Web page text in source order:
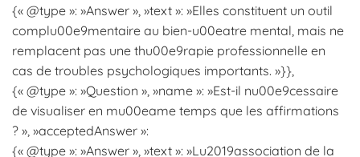
{« @type »: »Answer », »text »: »Elles constituent un outil
complu00e9mentaire au bien-u00eatre mental, mais ne
remplacent pas une thu00e9rapie professionnelle en
cas de troubles psychologiques importants. »}},
{« @type »: »Question », »name »: »Est-il nu00e9cessaire
de visualiser en mu00eame temps que les affirmations
? », »acceptedAnswer »:
{« @type »: »Answer », »text »: »Lu2019association de la